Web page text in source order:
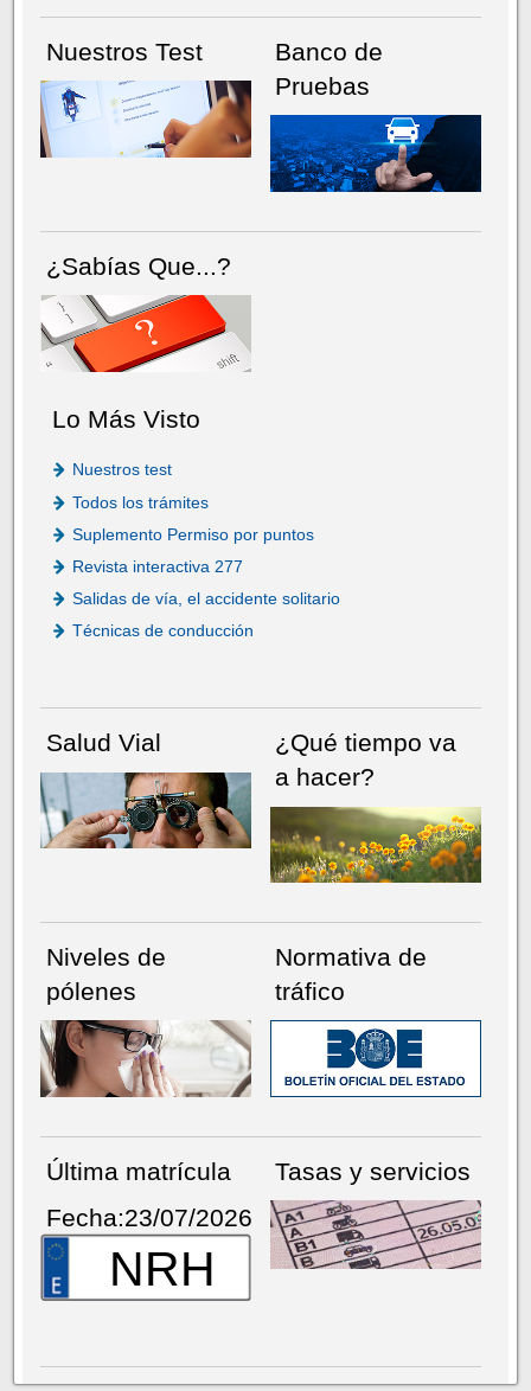
Nuestros Test
Banco de
Pruebas
¿Sabías Que...?
Lo Más Visto
Nuestros test
Todos los trámites
Suplemento Permiso por puntos
Revista interactiva 277
Salidas de vía, el accidente solitario
Técnicas de conducción
Salud Vial
¿Qué tiempo va
a hacer?
Niveles de
pólenes
Normativa de
tráfico
Última matrícula
Fecha:23/07/2026
NRH
Tasas y servicios